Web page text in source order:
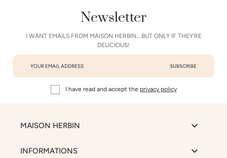
Newsletter
I WANT EMAILS FROM MAISON HERBIN… BUT ONLY IF THEY'RE
DELICIOUS!
I have read and accept the privacy policy
MAISON HERBIN 
INFORMATIONS 